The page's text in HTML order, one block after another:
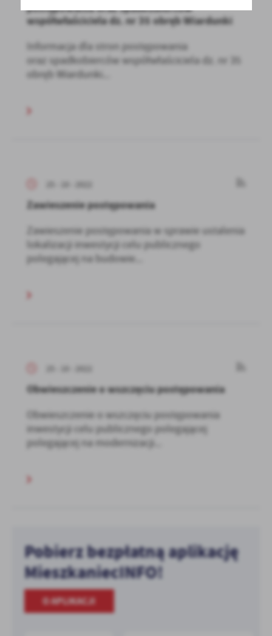
postępowania oraz spadkobierców
współwłaściciela dz. nr 35 obręb Wiardunki
Informacja dla stron postępowania
oraz spadkobierców współwłaściciela dz. nr 35
obręb Wiardunki...
Zawieszenie postępowania
Zawieszenie postępowania w sprawie ustalenia
lokalizacji inwestycji celu publicznego
polegającej na budowie...
Obwieszczenie o wszczęciu postępowania
Obwieszczenie o wszczęciu postępowania
inwestycji celu publicznego polegającej
polegającej na modernizacji...
Pobierz bezpłatną aplikację
MieszkaniecINFO!
O APLIKACJI